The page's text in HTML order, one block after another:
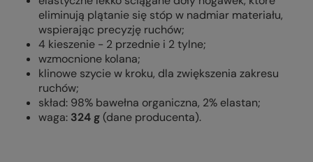
eliminują plątanie się stóp w nadmiar materiału,
wspierając precyzję ruchów;
4 kieszenie - 2 przednie i 2 tylne;
wzmocnione kolana;
klinowe szycie w kroku, dla zwiększenia zakresu
ruchów;
skład: 98% bawełna organiczna, 2% elastan;
waga: 324 g(dane producenta).